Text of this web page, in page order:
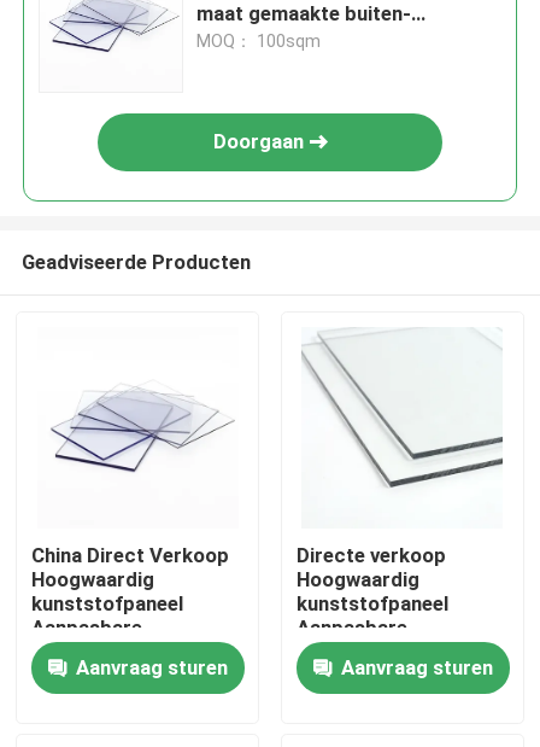
Thuis
Over ons
maat gemaakte buiten-
binnenplaat
MOQ： 100sqm
Doorgaan
Geadviseerde Producten
China Direct Verkoop
Hoogwaardig
kunststofpaneel
Aanpasbare
afmetingen
Transparante
kunststofplaat Vaste
Aanvraag sturen
Directe verkoop
Hoogwaardig
kunststofpaneel
Aanpasbare
afmetingen
Doorzichtige
kunststofplaat Vaste
Aanvraag sturen